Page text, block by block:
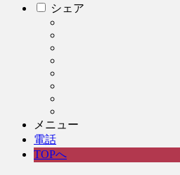
シェア
メニュー
電話
TOPへ